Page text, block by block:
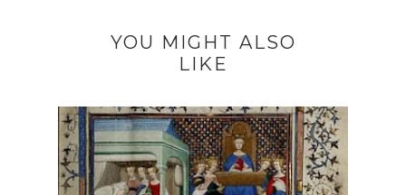
YOU MIGHT ALSO
LIKE